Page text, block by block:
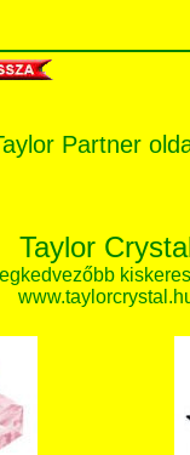
Partner
Taylor